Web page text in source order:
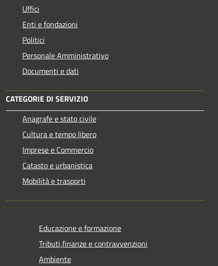
Uffici
Enti e fondazioni
Politici
Personale Amministrativo
Documenti e dati
CATEGORIE DI SERVIZIO
Anagrafe e stato civile
Cultura e tempo libero
Imprese e Commercio
Catasto e urbanistica
Mobilità e trasporti
Educazione e formazione
Tributi,finanze e contravvenzioni
Ambiente